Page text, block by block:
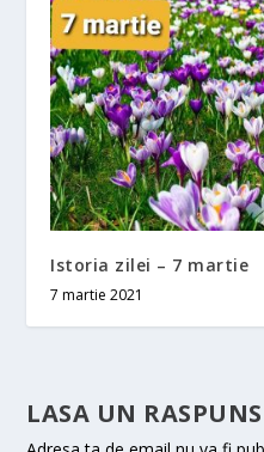
Istoria zilei – 7 martie
7 martie 2021
LASA UN RASPUNS